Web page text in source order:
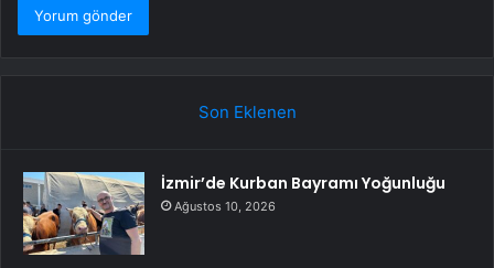
Son Eklenen
İzmir’de Kurban Bayramı Yoğunluğu
Ağustos 10, 2026